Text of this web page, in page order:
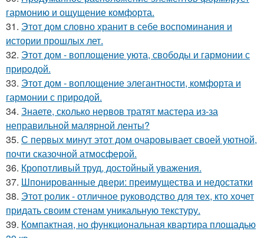
гармонию и ощущение комфорта.
31. Этот дом словно хранит в себе воспоминания и
истории прошлых лет.
32. Этот дом - воплощение уюта, свободы и гармонии с
природой.
33. Этот дом - воплощение элегантности, комфорта и
гармонии с природой.
34. Знаете, сколько нервов тратят мастера из-за
неправильной малярной ленты?
35. С первых минут этот дом очаровывает своей уютной,
почти сказочной атмосферой.
36. Кропотливый труд, достойный уважения.
37. Шпонированные двери: преимущества и недостатки
38. Этот ролик - отличное руководство для тех, кто хочет
придать своим стенам уникальную текстуру.
39. Компактная, но функциональная квартира площадью